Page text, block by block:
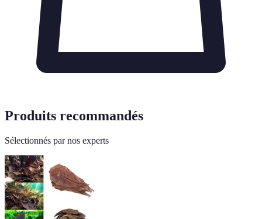
Produits recommandés
Sélectionnés par nos experts